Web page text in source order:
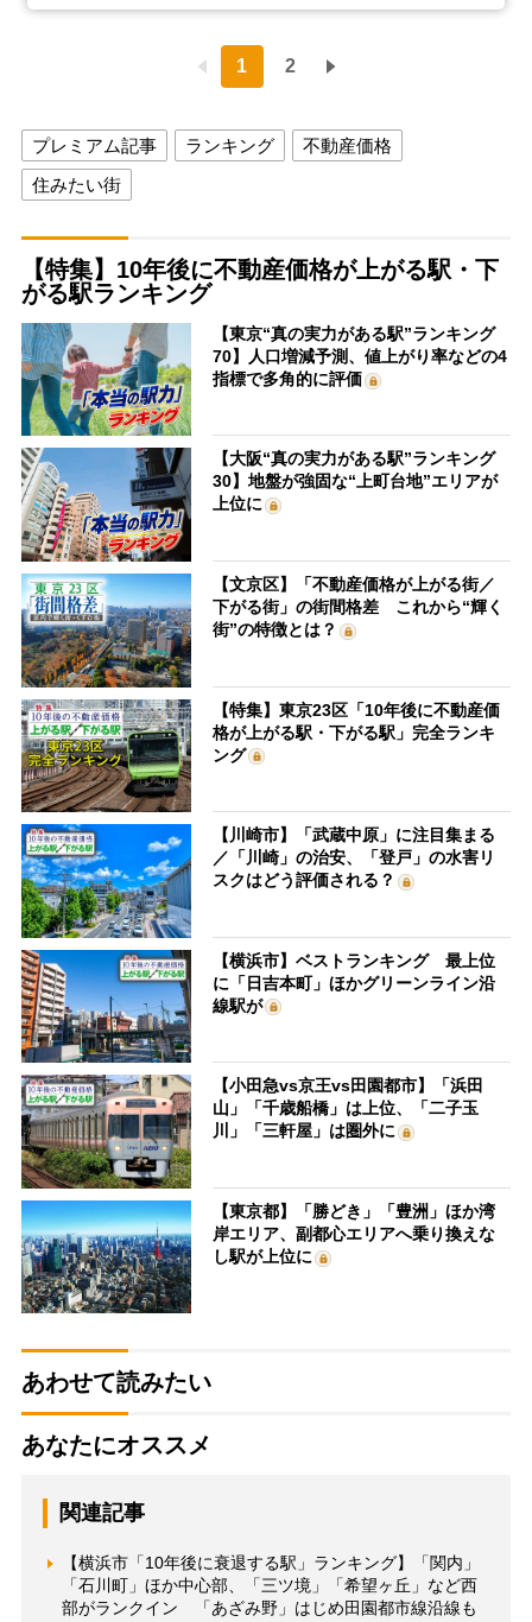
1 2
プレミアム記事 ランキング
不動産価格
住みたい街
【特集】10年後に不動産価格が上がる駅・下
がる駅ランキング
【東京“真の実力がある駅”ランキング
70】人口増減予測、値上がり率などの4
指標で多角的に評価
【大阪“真の実力がある駅”ランキング
30】地盤が強固な“上町台地”エリアが
上位に
【文京区】「不動産価格が上がる街／
下がる街」の街間格差 これから“輝く
街”の特徴とは？
【特集】東京23区「10年後に不動産価
格が上がる駅・下がる駅」完全ランキ
ング
【川崎市】「武蔵中原」に注目集まる
／「川崎」の治安、「登戸」の水害リ
スクはどう評価される？
【横浜市】ベストランキング 最上位
に「日吉本町」ほかグリーンライン沿
線駅が
【小田急vs京王vs田園都市】「浜田
山」「千歳船橋」は上位、「二子玉
川」「三軒屋」は圏外に
【東京都】「勝どき」「豊洲」ほか湾
岸エリア、副都心エリアへ乗り換えな
し駅が上位に
あわせて読みたい
あなたにオススメ
関連記事
【横浜市「10年後に衰退する駅」ランキング】「関内」
「石川町」ほか中心部、「三ツ境」「希望ヶ丘」など西
部がランクイン 「あざみ野」はじめ田園都市線沿線も